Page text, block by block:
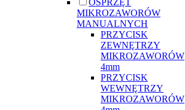
MIKROZAWORÓW
MANUALNYCH
PRZYCISK
ZEWNĘTRZY
MIKROZAWORÓW
4mm
PRZYCISK
WEWNĘTRZY
MIKROZAWORÓW